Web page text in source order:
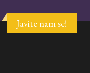
Javite nam se!